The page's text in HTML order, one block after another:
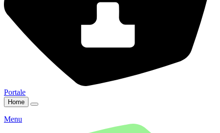
Portale
Home
Menu